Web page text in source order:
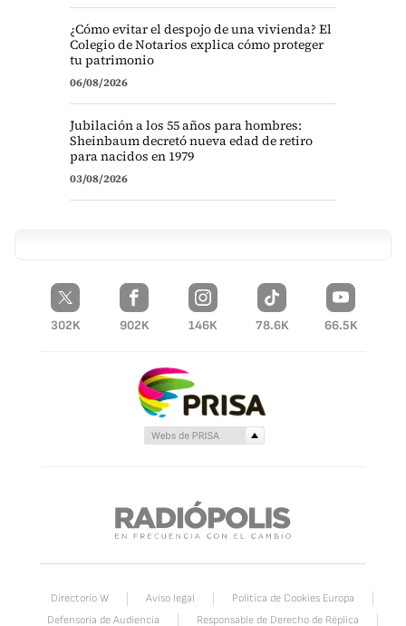
¿Cómo evitar el despojo de una vivienda? El
Colegio de Notarios explica cómo proteger
tu patrimonio
06/08/2026
Jubilación a los 55 años para hombres:
Sheinbaum decretó nueva edad de retiro
para nacidos en 1979
03/08/2026
302K 902K 146K 78.6K 66.5K
Directorio W Aviso legal
Política de Cookies Europa
Defensoria de Audiencia
Responsable de Derecho de Réplica